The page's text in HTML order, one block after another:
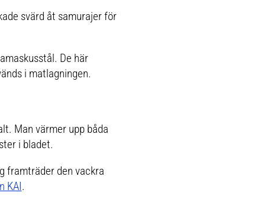
svärd åt samurajer för
De här
i matlagningen.
Man värmer upp båda
i bladet.
framträder den vackra
KAI.